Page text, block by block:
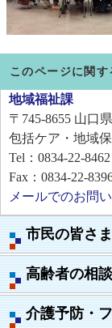
市民の皆さ
高齢者の相
介護予防・
このページに関
地域福祉課
〒745-8655 山口
包括ケア・地域
Tel：0834-22-8462
Fax：0834-22-
メールでのお問